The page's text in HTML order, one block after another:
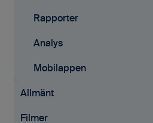
Resursplanering
Analys
Avtal
API
Rapporter
Analys
Mobilappen
Allmänt
Allmän information
Filmer